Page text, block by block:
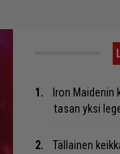
Iron
tasan yksi
Tällainen